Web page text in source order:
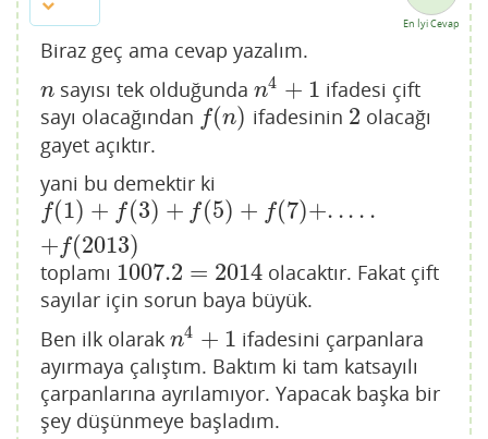
En İyi Cevap
Biraz geç ama cevap yazalım.
n
nsayısı tek olduğunda n4 + 1
n4+1
ifadesi çift
sayı olacağından f(n)
f(n) ifadesinin 2
2 olacağı
gayet açıktır.
yani bu demektir ki
f(1) + f(3) + f(5) + f(7)+. .. . .
+ f(2013)
f(1)+f 3) f(5)+ (7) +.....+ f(2013)
toplamı 1007.2 = 2014
1007.2= 2014
olacaktır. Fakat çift
sayılar için sorun baya büyük.
Ben ilk olarak n4 + 1
n4 +1
ifadesini çarpanlara
ayırmaya çalıştım. Baktım ki tam katsayılı
çarpanlarına ayrılamıyor. Yapacak başka bir
şey düşünmeye başladım.